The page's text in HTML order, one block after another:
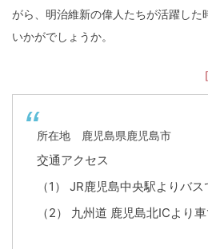
がら、明治維新の偉人たちが活躍した
いかがでしょうか。
所在地 鹿児島県鹿児島市
交通アクセス
（1） JR鹿児島中央駅よりバ
（2） 九州道 鹿児島北ICより